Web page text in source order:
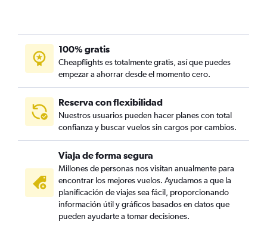
100% gratis
Cheapflights es totalmente gratis, así que puedes
empezar a ahorrar desde el momento cero.
Reserva con flexibilidad
Nuestros usuarios pueden hacer planes con total
confianza y buscar vuelos sin cargos por cambios.
Viaja de forma segura
Millones de personas nos visitan anualmente para
encontrar los mejores vuelos. Ayudamos a que la
planificación de viajes sea fácil, proporcionando
información útil y gráficos basados en datos que
pueden ayudarte a tomar decisiones.